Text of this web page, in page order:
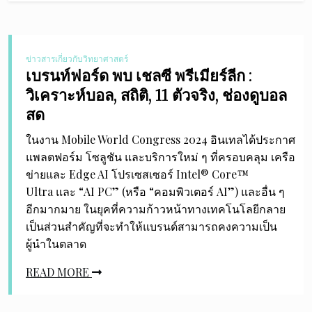
ข่าวสารเกี่ยวกับวิทยาศาสตร์
เบรนท์ฟอร์ด พบ เชลซี พรีเมียร์ลีก :
วิเคราะห์บอล, สถิติ, 11 ตัวจริง, ช่องดูบอล
สด
ในงาน Mobile World Congress 2024 อินเทลได้ประกาศ
แพลตฟอร์ม โซลูชัน และบริการใหม่ ๆ ที่ครอบคลุม เครือ
ข่ายและ Edge AI โปรเซสเซอร์ Intel® Core™
Ultra และ “AI PC” (หรือ “คอมพิวเตอร์ AI”) และอื่น ๆ
อีกมากมาย ในยุคที่ความก้าวหน้าทางเทคโนโลยีกลาย
เป็นส่วนสำคัญที่จะทำให้แบรนด์สามารถคงความเป็น
ผู้นำในตลาด
READ MORE